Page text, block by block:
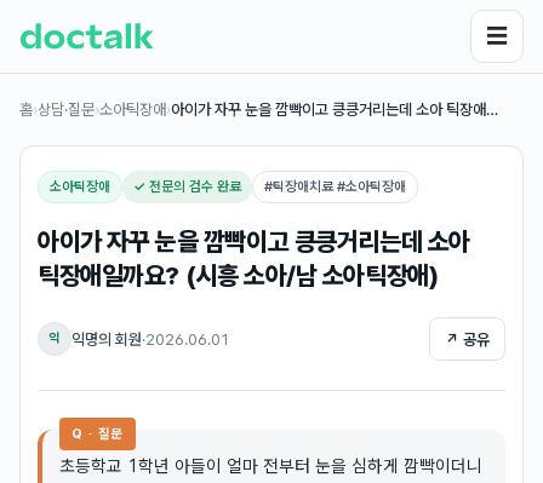
☰
홈›상담·질문›소아틱장애›아이가 자꾸 눈을 깜빡이고 킁킁거리는데 소아 틱장애…
소아틱장애 ✓ 전문의 검수 완료 #틱장애치료 #소아틱장애
아이가 자꾸 눈을 깜빡이고 킁킁거리는데 소아
틱장애일까요? (시흥 소아/남 소아틱장애)
익 익명의 회원·2026.06.01 ↗ 공유
Q · 질문
초등학교 1학년 아들이 얼마 전부터 눈을 심하게 깜빡이더니